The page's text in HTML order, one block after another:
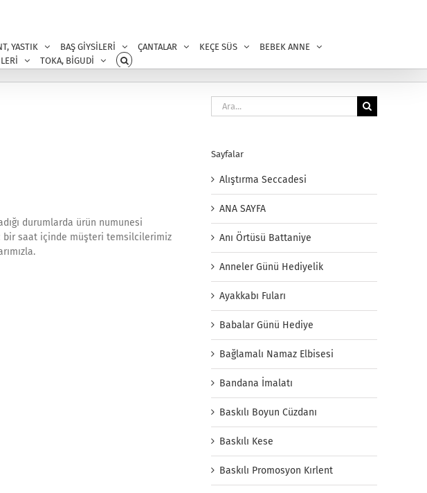
YASTIK BAŞ GİYSİLERİ ÇANTALAR KEÇE SÜS
BEBEK ANNE
TOKA, BİGUDİ
durumlarda ürün numunesi
bir saat içinde müşteri temsilcilerimiz
Ara:
Sayfalar
Alıştırma Seccadesi
ANA SAYFA
Anı Örtüsü Battaniye
Anneler Günü Hediyelik
Ayakkabı Fuları
Babalar Günü Hediye
Bağlamalı Namaz Elbisesi
Bandana İmalatı
Baskılı Boyun Cüzdanı
Baskılı Kese
Baskılı Promosyon Kırlent